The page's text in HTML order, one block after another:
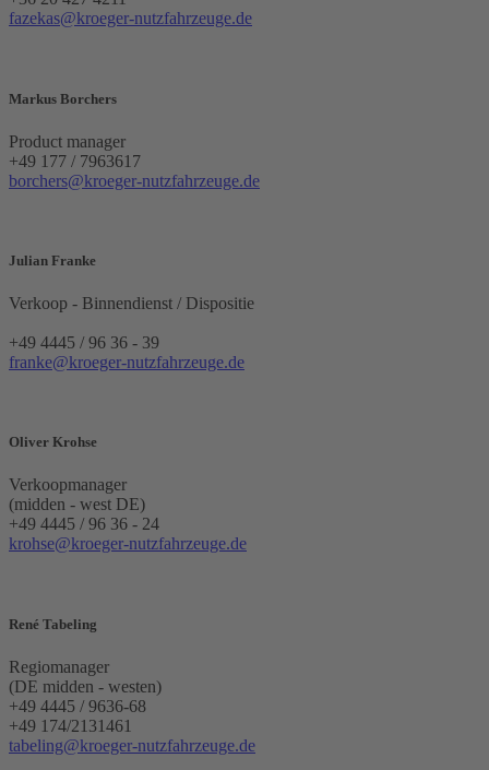
fazekas@kroeger-nutzfahrzeuge.de
Markus Borchers
Product manager
+49 177 / 7963617
borchers@kroeger-nutzfahrzeuge.de
Julian Franke
Verkoop - Binnendienst / Dispositie
+49 4445 / 96 36 - 39
franke@kroeger-nutzfahrzeuge.de
Oliver Krohse
Verkoopmanager
(midden - west DE)
+49 4445 / 96 36 - 24
krohse@kroeger-nutzfahrzeuge.de
René Tabeling
Regiomanager
(DE midden - westen)
+49 4445 / 9636-68
+49 174/2131461
tabeling@kroeger-nutzfahrzeuge.de